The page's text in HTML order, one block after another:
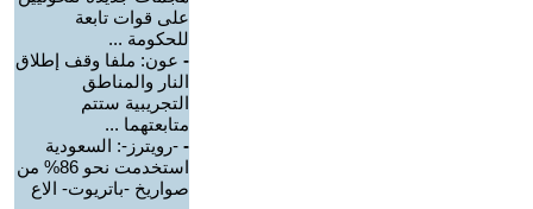
على قوات تابعة
للحكومة ...
- عون: ملفا وقف إطلاق
النار والمناطق
التجريبية ستتم
متابعتهما ...
- -رويترز-: السعودية
استخدمت نحو 86% من
صواريخ -باتريوت- الاع